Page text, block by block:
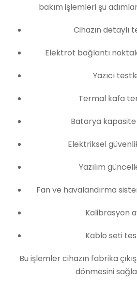
bakım işlemleri şu
Cihazın detaylı
Elektrot bağlantı
Yazıcı
Termal kafa
Batarya
Elektriksel
Yazılım
Fan ve havalandırma
Kalibrasyon
Kablo seti
Bu işlemler cihazın fabrika
dönmesini